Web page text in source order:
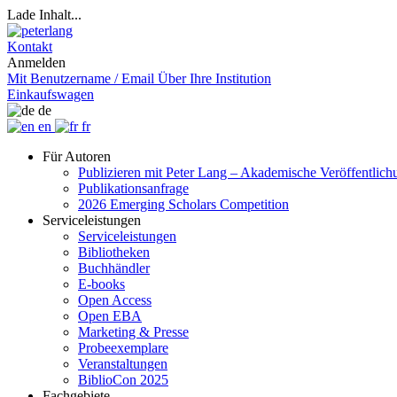
Lade Inhalt...
Kontakt
Anmelden
Mit Benutzername / Email Über Ihre Institution
Einkaufswagen
de
en
fr
Für Autoren
Publizieren mit Peter Lang – Akademische
Publikationsanfrage
2026 Emerging Scholars Competition
Serviceleistungen
Serviceleistungen
Bibliotheken
Buchhändler
E-books
Open Access
Open EBA
Marketing & Presse
Probeexemplare
Veranstaltungen
BiblioCon 2025